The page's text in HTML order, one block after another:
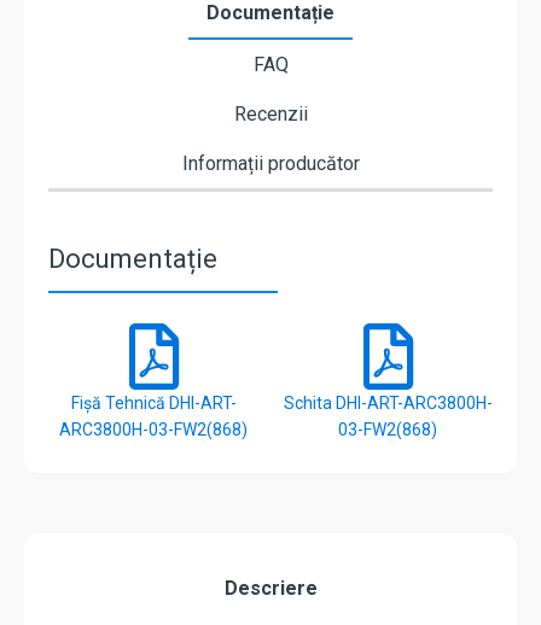
Documentație
FAQ
Recenzii
Informații producător
Documentație
Fișă Tehnică DHI-ART-
ARC3800H-03-FW2(868)
Schita DHI-ART-ARC3800H-
03-FW2(868)
Descriere